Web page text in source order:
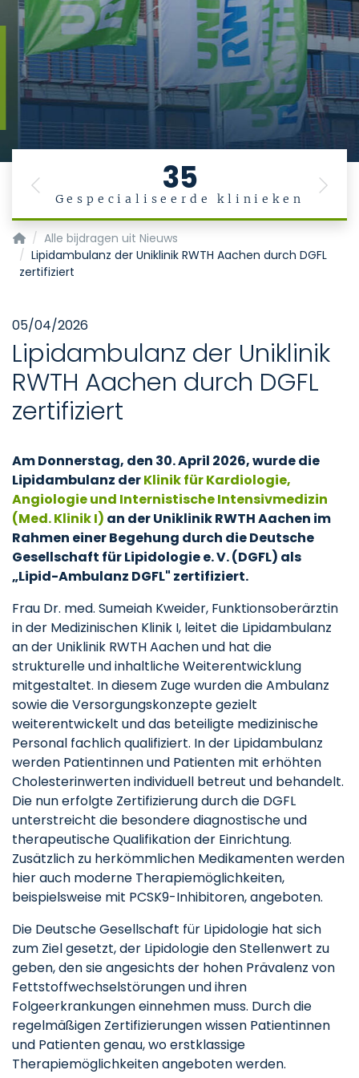
35
Gespecialiseerde klinieken
Previous Next
Startpagina
Alle bijdragen uit Nieuws
Lipidambulanz der Uniklinik RWTH Aachen durch DGFL
zertifiziert
05/04/2026
Lipidambulanz der Uniklinik
RWTH Aachen durch DGFL
zertifiziert
Am Donnerstag, den 30. April 2026, wurde die
Lipidambulanz derKlinik für Kardiologie,
Angiologie und Internistische Intensivmedizin
(Med. Klinik I) an der Uniklinik RWTH Aachen im
Rahmen einer Begehung durch die Deutsche
Gesellschaft für Lipidologie e. V. (DGFL) als
„Lipid-Ambulanz DGFL" zertifiziert.
Frau Dr. med. Sumeiah Kweider, Funktionsoberärztin
in der Medizinischen Klinik I, leitet die Lipidambulanz
an der Uniklinik RWTH Aachen und hat die
strukturelle und inhaltliche Weiterentwicklung
mitgestaltet. In diesem Zuge wurden die Ambulanz
sowie die Versorgungskonzepte gezielt
weiterentwickelt und das beteiligte medizinische
Personal fachlich qualifiziert. In der Lipidambulanz
werden Patientinnen und Patienten mit erhöhten
Cholesterinwerten individuell betreut und behandelt.
Die nun erfolgte Zertifizierung durch die DGFL
unterstreicht die besondere diagnostische und
therapeutische Qualifikation der Einrichtung.
Zusätzlich zu herkömmlichen Medikamenten werden
hier auch moderne Therapiemöglichkeiten,
beispielsweise mit PCSK9-Inhibitoren, angeboten.
Die Deutsche Gesellschaft für Lipidologie hat sich
zum Ziel gesetzt, der Lipidologie den Stellenwert zu
geben, den sie angesichts der hohen Prävalenz von
Fettstoffwechselstörungen und ihren
Folgeerkrankungen einnehmen muss. Durch die
regelmäßigen Zertifizierungen wissen Patientinnen
und Patienten genau, wo erstklassige
Therapiemöglichkeiten angeboten werden.